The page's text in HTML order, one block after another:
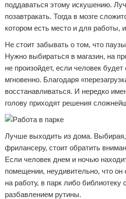
поддаваться этому искушению.
позавтракать. Тогда в мозге
котором есть место и для работы,
Не стоит забывать о том, что
Нужно выбираться в магазин, на
не произойдет, если человек
мгновенно. Благодаря
восстанавливаться. И нередко
голову приходят решения
Лучше выходить из дома. Выбирая,
фрилансеру, стоит обратить
Если человек днем и ночью
помещении, неудивительно, что он
на работу, в парк либо библиотеку
разбавлением рутины.